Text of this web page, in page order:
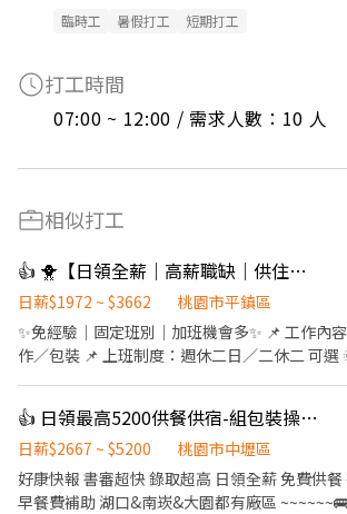
臨時工 暑假打工 短期打工
打工時間
07:00 ~ 12:00 / 需求人數：10 人
相似打工
👍 🐥【日領全薪｜高薪職缺｜供住宿｜平鎮】🐥
日薪$1972 ~ $3662
桃園市平鎮區
✨免經驗｜固定班別｜加班機會多✨ 📌 工作內容：作業員／機台操
作／包裝 📌 上班制度：週休二日／二休二 可選 🌞 日班 ⏰ 08:00－
二班日班 ⏰ 07:00－19:00（12H） 💰 時薪約 230 元 🌙二休二
班 ⏰ 19:00－07:00（12H） 💰 時薪約 260 元 加班費另計，收入更
穩定！ 💰額外獎金最高4200 💰 ✅ 免經驗可 ✅ 可立即上工 ✅ 冷氣廠
房 ✅ 提供制服 ✅ 提供住宿 ✅ 穩定長期工作 #
👍 日領最高5200供餐供宿-組包裝操作機台
日薪$2667 ~ $5200
桃園市中壢區
好康快報 書審超快 錄取超高 日領全薪 免費供餐 夜班加班還有額外
早餐費補助 湖口&南崁&大園都有廠區 ~~~~~~🚌提供免費交通車🚌